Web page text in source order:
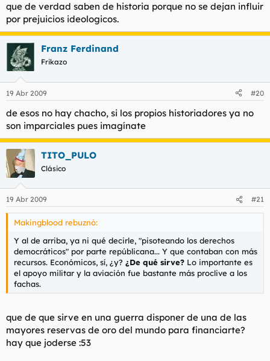
que de verdad saben de historia porque no se dejan influir
por prejuicios ideologicos.
Franz Ferdinand
Frikazo
19 Abr 2009 #20
de esos no hay chacho, si los propios historiadores ya no
son imparciales pues imagínate
TITO_PULO
Clásico
19 Abr 2009 #21
Makingblood rebuznó:
Y al de arriba, ya ni qué decirle, "pisoteando los derechos
democráticos" por parte repúblicana... Y que contaban con más
recursos. Económicos, sí, ¿y? ¿De qué sirve? Lo importante es
el apoyo militar y la aviación fue bastante más proclive a los
fachas.
que de que sirve en una guerra disponer de una de las
mayores reservas de oro del mundo para financiarte?
hay que joderse :53